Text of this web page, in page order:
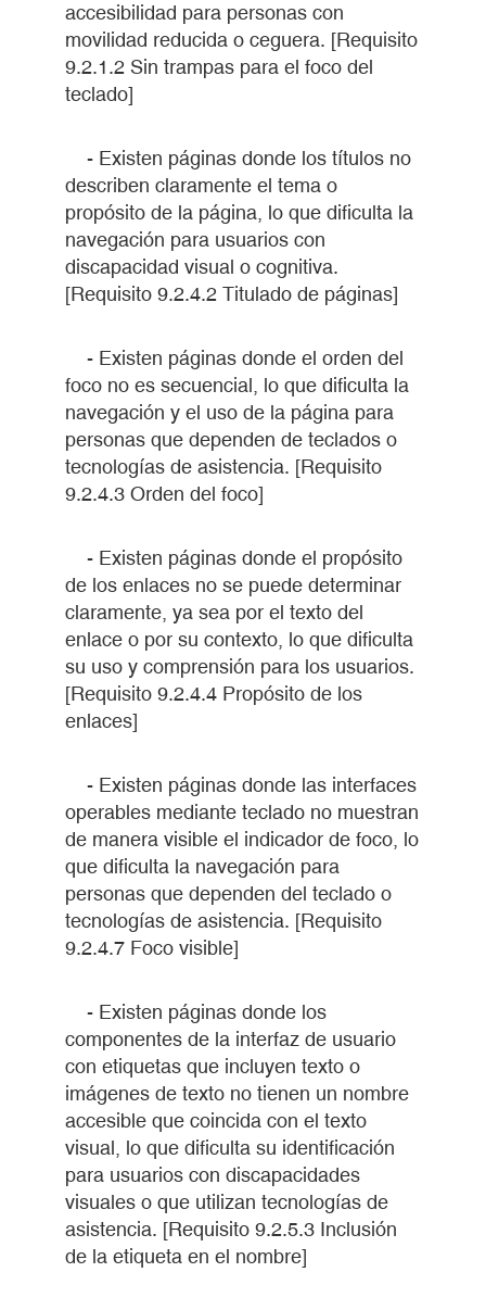
accesibilidad para personas con
movilidad reducida o ceguera. [Requisito
9.2.1.2 Sin trampas para el foco del
teclado]
- Existen páginas donde los títulos no
describen claramente el tema o
propósito de la página, lo que dificulta la
navegación para usuarios con
discapacidad visual o cognitiva.
[Requisito 9.2.4.2 Titulado de páginas]
- Existen páginas donde el orden del
foco no es secuencial, lo que dificulta la
navegación y el uso de la página para
personas que dependen de teclados o
tecnologías de asistencia. [Requisito
9.2.4.3 Orden del foco]
- Existen páginas donde el propósito
de los enlaces no se puede determinar
claramente, ya sea por el texto del
enlace o por su contexto, lo que dificulta
su uso y comprensión para los usuarios.
[Requisito 9.2.4.4 Propósito de los
enlaces]
- Existen páginas donde las interfaces
operables mediante teclado no muestran
de manera visible el indicador de foco, lo
que dificulta la navegación para
personas que dependen del teclado o
tecnologías de asistencia. [Requisito
9.2.4.7 Foco visible]
- Existen páginas donde los
componentes de la interfaz de usuario
con etiquetas que incluyen texto o
imágenes de texto no tienen un nombre
accesible que coincida con el texto
visual, lo que dificulta su identificación
para usuarios con discapacidades
visuales o que utilizan tecnologías de
asistencia. [Requisito 9.2.5.3 Inclusión
de la etiqueta en el nombre]